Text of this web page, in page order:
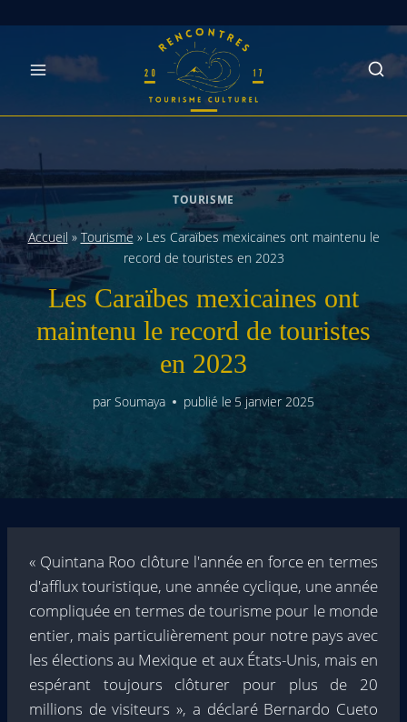
TOURISME
Accueil » Tourisme » Les Caraïbes mexicaines ont maintenu le
record de touristes en 2023
Les Caraïbes mexicaines ont
maintenu le record de touristes
en 2023
par Soumaya publié le 5 janvier 2025
« Quintana Roo clôture l'année en force en termes
d'afflux touristique, une année cyclique, une année
compliquée en termes de tourisme pour le monde
entier, mais particulièrement pour notre pays avec
les élections au Mexique et aux États-Unis, mais en
espérant toujours clôturer pour plus de 20
millions de visiteurs », a déclaré Bernardo Cueto